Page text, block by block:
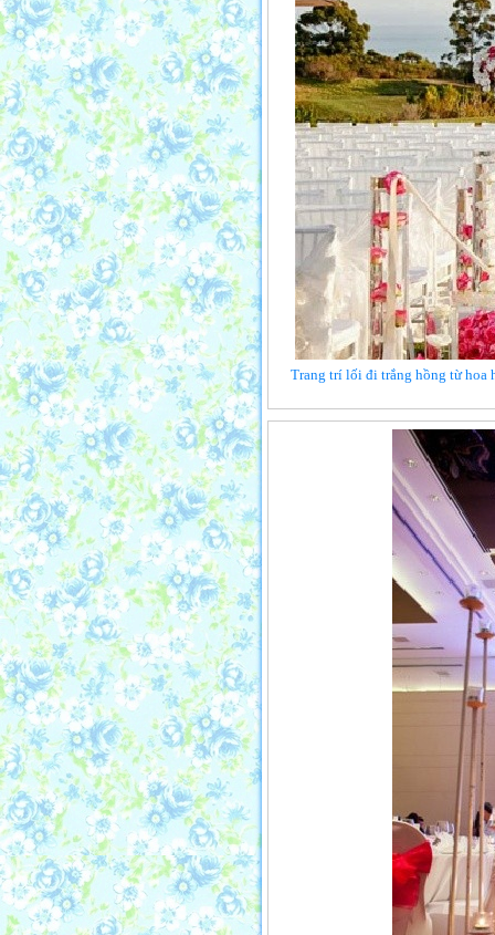
Trang trí lối đi trắng hồng từ hoa